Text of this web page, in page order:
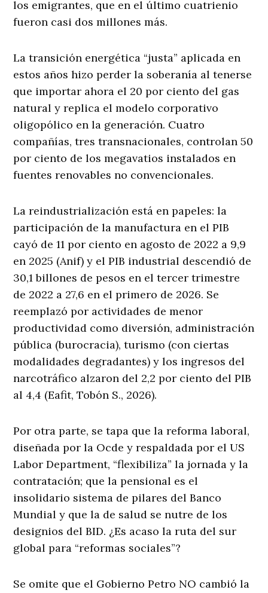
los emigrantes, que en el último cuatrienio
fueron casi dos millones más.
La transición energética “justa” aplicada en
estos años hizo perder la soberanía al tenerse
que importar ahora el 20 por ciento del gas
natural y replica el modelo corporativo
oligopólico en la generación. Cuatro
compañías, tres transnacionales, controlan 50
por ciento de los megavatios instalados en
fuentes renovables no convencionales.
La reindustrialización está en papeles: la
participación de la manufactura en el PIB
cayó de 11 por ciento en agosto de 2022 a 9,9
en 2025 (Anif) y el PIB industrial descendió de
30,1 billones de pesos en el tercer trimestre
de 2022 a 27,6 en el primero de 2026. Se
reemplazó por actividades de menor
productividad como diversión, administración
pública (burocracia), turismo (con ciertas
modalidades degradantes) y los ingresos del
narcotráfico alzaron del 2,2 por ciento del PIB
al 4,4 (Eafit, Tobón S., 2026).
Por otra parte, se tapa que la reforma laboral,
diseñada por la Ocde y respaldada por el US
Labor Department, “flexibiliza” la jornada y la
contratación; que la pensional es el
insolidario sistema de pilares del Banco
Mundial y que la de salud se nutre de los
designios del BID. ¿Es acaso la ruta del sur
global para “reformas sociales”?
Se omite que el Gobierno Petro NO cambió la